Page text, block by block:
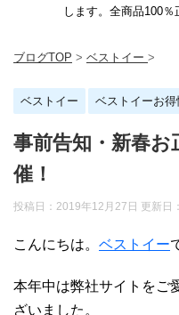
します。全商品100％
ブログTOP > ベストイー >
ベストイー ベストイーお得
事前告知・新春お
催！
投稿日：2019年12月27日 更新日：
こんにちは。 ベストイー
本年中は弊社サイトをご
ざいました。